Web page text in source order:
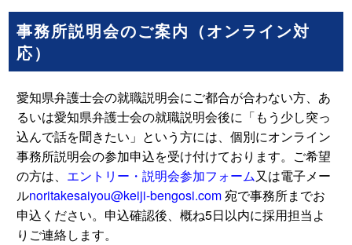
事務所説明会のご案内（オンライン対
応）
愛知県弁護士会の就職説明会にご都合が合わない方、あ
るいは愛知県弁護士会の就職説明会後に「もう少し突っ
込んで話を聞きたい」という方には、個別にオンライン
事務所説明会の参加申込を受け付けております。ご希望
の方は、 エントリー・説明会参加フォーム又は電子メー
ルnoritakesaiyou@keiji-bengosi.com宛で事務所までお
申込ください。申込確認後、概ね5日以内に採用担当よ
りご連絡します。